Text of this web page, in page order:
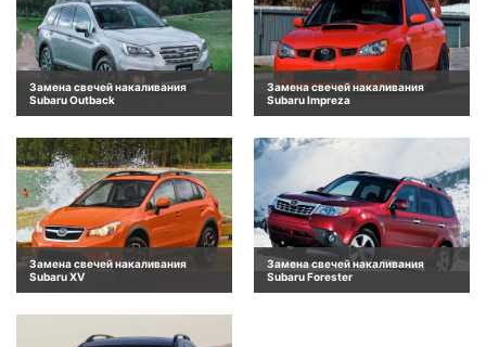
Замена свечей накаливания
Subaru Outback
Замена свечей накаливания
Subaru Impreza
Замена свечей накаливания
Subaru XV
Замена свечей накаливания
Subaru Forester